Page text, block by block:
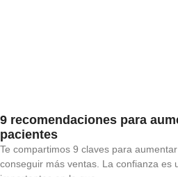
9 recomendaciones para
pacientes
Te compartimos 9 claves para
conseguir más ventas. La confianza es